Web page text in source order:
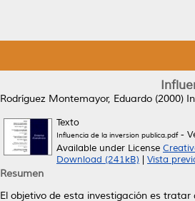
Rodríguez Montemayor, Eduardo (2000)
Texto
Influencia de la inversion publica.pdf-
Available under License
Download (241kB)
Vista
Resumen
El objetivo de esta investigación es